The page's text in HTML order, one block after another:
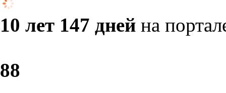
10 лет 147 дней на
88